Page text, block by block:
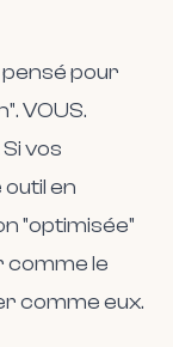
pour
VOUS.
vos
en
"optimisée"
comme le
comme eux.